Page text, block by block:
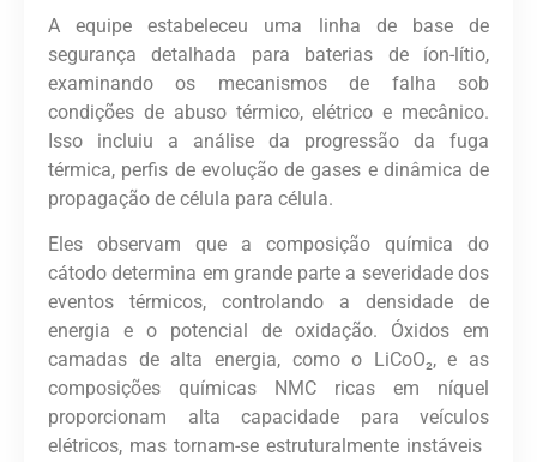
A equipe estabeleceu uma linha de base de
segurança detalhada para baterias de íon-lítio,
examinando os mecanismos de falha sob
condições de abuso térmico, elétrico e mecânico.
Isso incluiu a análise da progressão da fuga
térmica, perfis de evolução de gases e dinâmica de
propagação de célula para célula.
Eles observam que a composição química do
cátodo determina em grande parte a severidade dos
eventos térmicos, controlando a densidade de
energia e o potencial de oxidação. Óxidos em
camadas de alta energia, como o LiCoO₂, e as
composições químicas NMC ricas em níquel
proporcionam alta capacidade para veículos
elétricos, mas tornam-se estruturalmente instáveis ​​